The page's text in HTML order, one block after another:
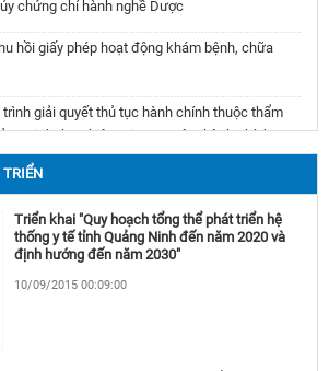
chứng chỉ hành nghề Dược
hồi giấy phép hoạt động khám bệnh, chữa
giải quyết thủ tục hành chính thuộc thẩm
Ninh thực hiện tại Trung tâm hành chính
phần mềm Quản lý hồ sơ sức khỏe cá nhân
- Thụy Điển Uông Bí cơ sỏ xét nghiệm đạt tiêu
ký tham gia đề án xã hội hóa thiết bị y tế tại
TRIỂN
Triển khai "Quy hoạch tổng thể phát triển hệ
thống y tế tỉnh Quảng Ninh đến năm 2020 và
định hướng đến năm 2030"
10/09/2015 00:09:00